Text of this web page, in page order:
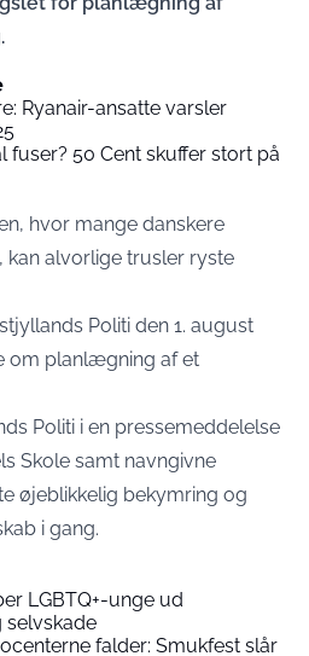
Ryanair-ansatte varsler
fuser? 50 Cent skuffer stort på
hvor mange danskere
kan alvorlige trusler ryste
Politi den 1. august
om planlægning af et
Politi i en pressemeddelelse
Skole samt navngivne
øjeblikkelig bekymring og
i gang.
LGBTQ+-unge ud
selvskade
falder: Smukfest slår